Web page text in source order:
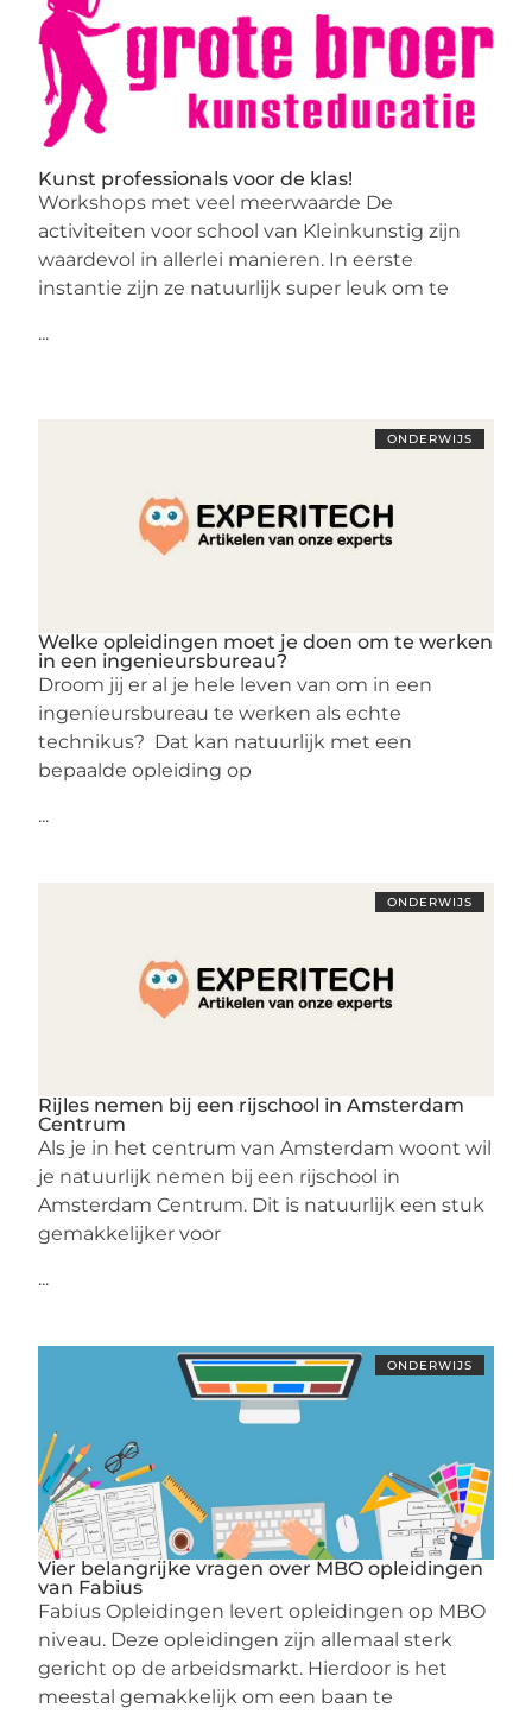
Kunst professionals voor de klas!
Workshops met veel meerwaarde De
activiteiten voor school van Kleinkunstig zijn
waardevol in allerlei manieren. In eerste
instantie zijn ze natuurlijk super leuk om te
...
ONDERWIJS
Welke opleidingen moet je doen om te werken
in een ingenieursbureau?
Droom jij er al je hele leven van om in een
ingenieursbureau te werken als echte
technikus? Dat kan natuurlijk met een
bepaalde opleiding op
...
ONDERWIJS
Rijles nemen bij een rijschool in Amsterdam
Centrum
Als je in het centrum van Amsterdam woont wil
je natuurlijk nemen bij een rijschool in
Amsterdam Centrum. Dit is natuurlijk een stuk
gemakkelijker voor
...
ONDERWIJS
Vier belangrijke vragen over MBO opleidingen
van Fabius
Fabius Opleidingen levert opleidingen op MBO
niveau. Deze opleidingen zijn allemaal sterk
gericht op de arbeidsmarkt. Hierdoor is het
meestal gemakkelijk om een baan te